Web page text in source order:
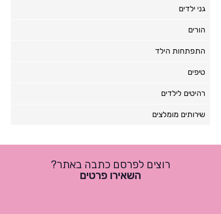
גני ילדים
הורים
התפתחות הילד
טיפים
רהיטים לילדים
שירותים מומלצים
רוצים לפרסם כתבה באתר?
השאירו פרטים